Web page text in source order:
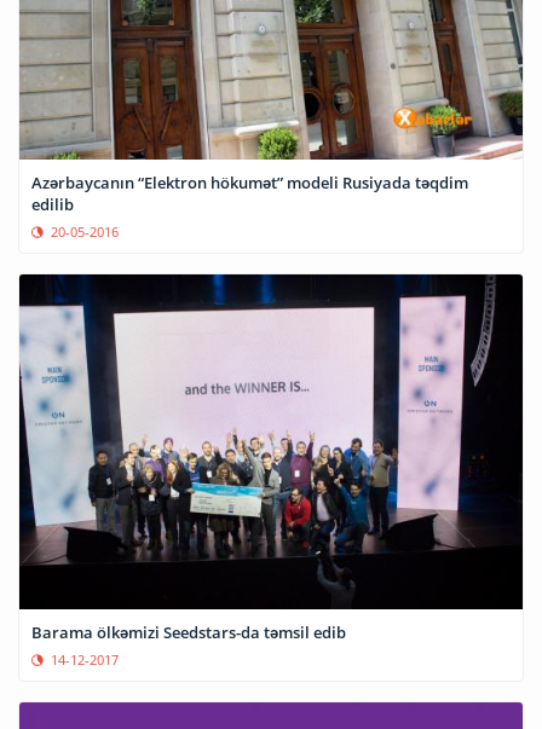
Azərbaycanın “Elektron hökumət” modeli Rusiyada təqdim
edilib
20-05-2016
Barama ölkəmizi Seedstars-da təmsil edib
14-12-2017